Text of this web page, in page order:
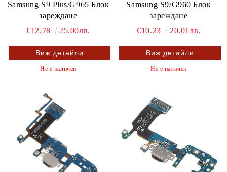
Samsung S9 Plus/G965 Блок
зареждане
€12.78
25.00лв.
Виж детайли
Не е наличен
Samsung S9/G960 Блок
зареждане
€10.23
20.01лв.
Виж детайли
Не е наличен